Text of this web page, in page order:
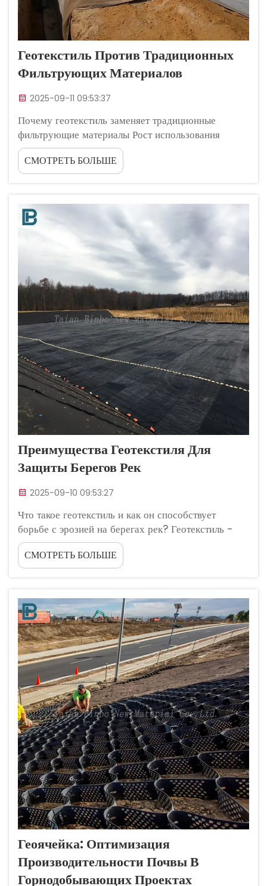
Геотекстиль Против Традиционных
Фильтрующих Материалов
2025-09-11 09:53:37
Почему геотекстиль заменяет традиционные
фильтрующие материалы Рост использования
геотекстиля против традиционных фильтрующих
материалов в гражданском строительстве Недавнее
исследование Американского общества
что около двух третей населения США...
СМОТРЕТЬ БОЛЬШЕ
Преимущества Геотекстиля Для
Защиты Берегов Рек
2025-09-10 09:53:27
Что такое геотекстиль и как он способствует
борьбе с эрозией на берегах рек? Геотекстиль -
это синтетические ткани, которые пропускают воду,
но удерживают почву на месте, особенно полезные
там, где эрозия является большой проблемой. Эти
СМОТРЕТЬ БОЛЬШЕ
Геоячейка: Оптимизация
Производительности Почвы В
Горнодобывающих Проектах